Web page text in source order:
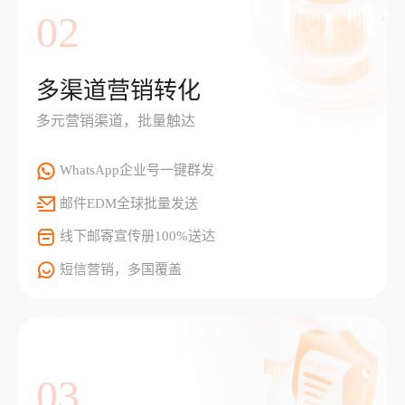
02
多渠道营销转化
多元营销渠道，批量触达
WhatsApp企业号一键群发
邮件EDM全球批量发送
线下邮寄宣传册100%送达
短信营销，多国覆盖